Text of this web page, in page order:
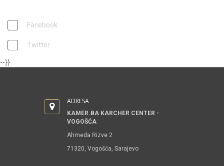
Facebook
Twitter
--}}
ADRESA
KAMER.BA KARCHER CENTER -
VOGOŠĆA
Ahmeda Rizve 2
71320, Vogošća, Sarajevo